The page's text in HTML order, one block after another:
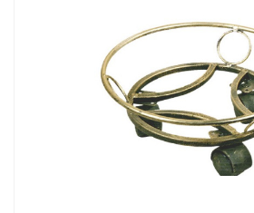
zakaz@topcvetok.ru